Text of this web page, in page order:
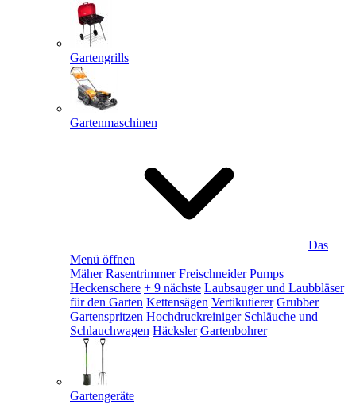
Gartengrills
Gartenmaschinen
Das
Menü öffnen
Mäher Rasentrimmer Freischneider Pumps
Heckenschere + 9 nächste Laubsauger und Laubbläser
für den Garten Kettensägen Vertikutierer Grubber
Gartenspritzen Hochdruckreiniger Schläuche und
Schlauchwagen Häcksler Gartenbohrer
Gartengeräte